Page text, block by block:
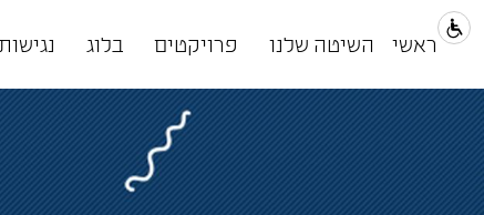
ראשי השיטה שלנו פרויקטים בלוג